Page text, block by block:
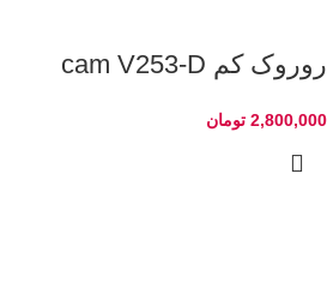
روروک کم cam V253-D
2,800,000 تومان